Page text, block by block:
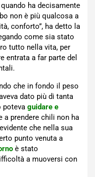
ha decisamente
non è più qualcosa a
conforto”, ha detto la
come sia stato
tutto nella vita, per
entrata a far parte del
che in fondo il peso
dato più di tanta
poteva guidare e
a prendere chili non ha
che nella sua
punto venuta a
è stato
a muoversi con